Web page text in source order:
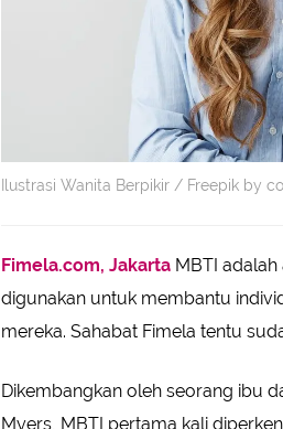
Ilustrasi Wanita Berpikir / Freepik by
Fimela.com, Jakarta MBTI
digunakan untuk membantu
mereka. Sahabat Fimela tentu
Dikembangkan oleh seorang ibu
Myers, MBTI pertama kali